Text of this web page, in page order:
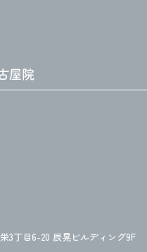
屋院
3丁目6-20 辰晃ビルディング9F